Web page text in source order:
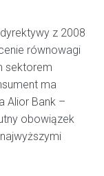
z 2008
równowagi
sektorem
ma
Alior Bank –
obowiązek